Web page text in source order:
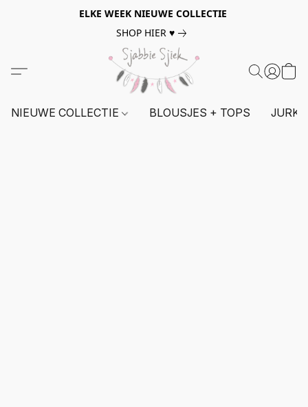
ELKE WEEK NIEUWE COLLECTIE
SHOP HIER ♥
NIEUWE COLLECTIE BLOUSJES + TOPS